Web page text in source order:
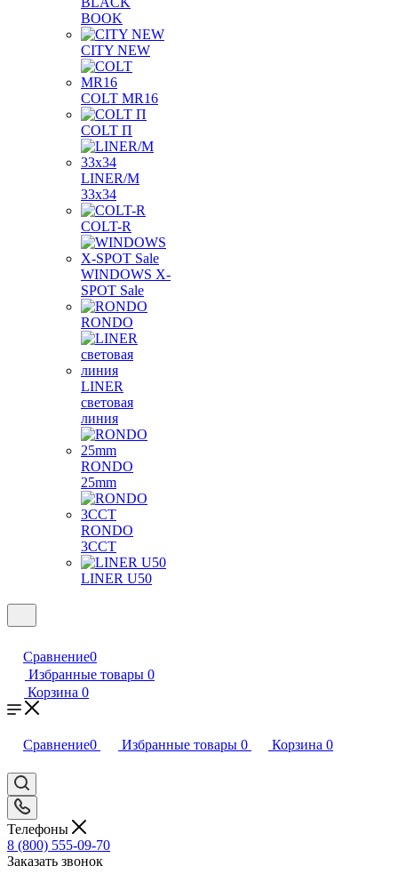
BOOK
CITY NEW
COLT MR16
COLT П
LINER/М
33х34
COLT-R
WINDOWS X-
SPOT Sale
RONDO
LINER
световая
линия
RONDO
25mm
RONDO
3CCT
LINER U50
Сравнение0
Избранные товары 0
Корзина 0
Сравнение0 Избранные товары 0 Корзина 0
Телефоны
8 (800) 555-09-70
Заказать звонок